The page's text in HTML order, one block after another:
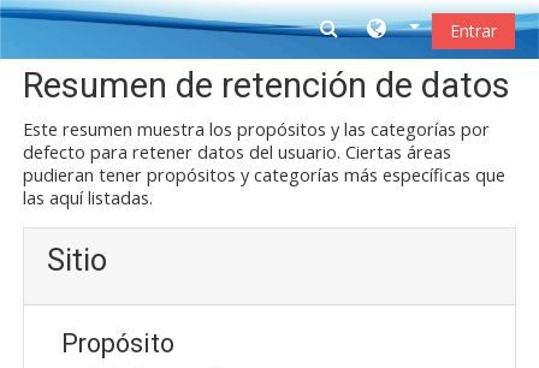
Salta al contenido principal
Entrar
Resumen de retención de datos
Este resumen muestra los propósitos y las categorías por
defecto para retener datos del usuario. Ciertas áreas
pudieran tener propósitos y categorías más específicas que
las aquí listadas.
Sitio
Propósito